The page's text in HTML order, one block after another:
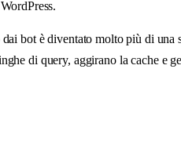
bot è diventato molto più di
di query, aggirano la cache e